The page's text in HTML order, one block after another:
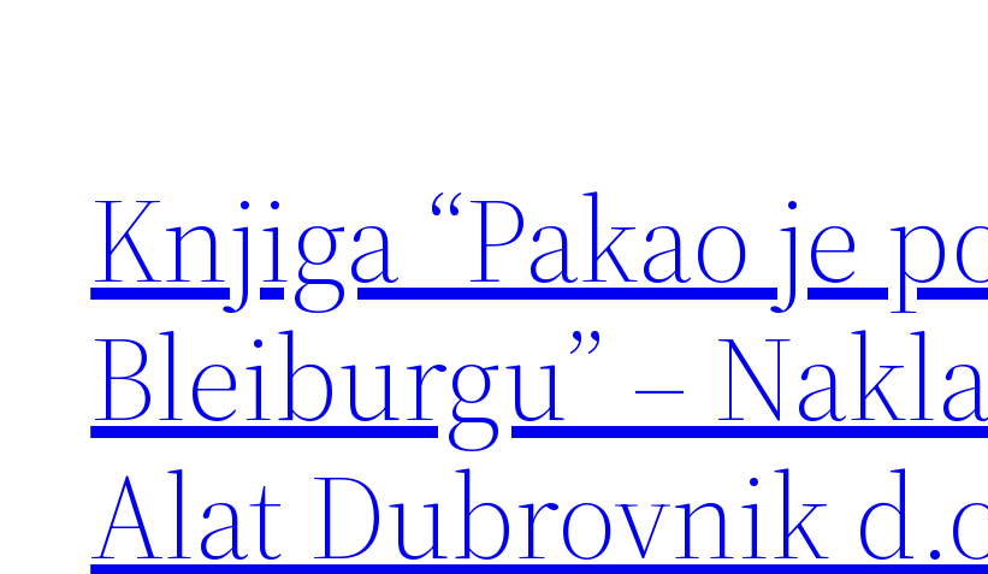
Knjiga “Pakao je
Bleiburgu” –
Alat Dubrovnik